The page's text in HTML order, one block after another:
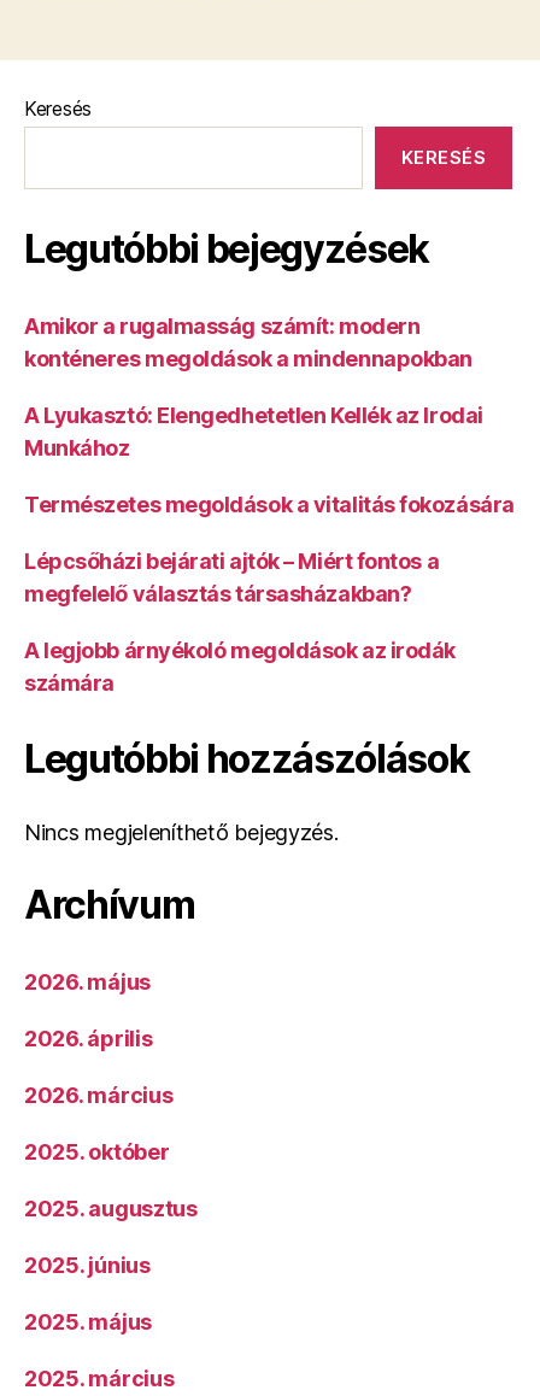
Keresés
KERESÉS
Legutóbbi bejegyzések
Amikor a rugalmasság számít: modern
konténeres megoldások a mindennapokban
A Lyukasztó: Elengedhetetlen Kellék az Irodai
Munkához
Természetes megoldások a vitalitás fokozására
Lépcsőházi bejárati ajtók – Miért fontos a
megfelelő választás társasházakban?
A legjobb árnyékoló megoldások az irodák
számára
Legutóbbi hozzászólások
Nincs megjeleníthető bejegyzés.
Archívum
2026. május
2026. április
2026. március
2025. október
2025. augusztus
2025. június
2025. május
2025. március